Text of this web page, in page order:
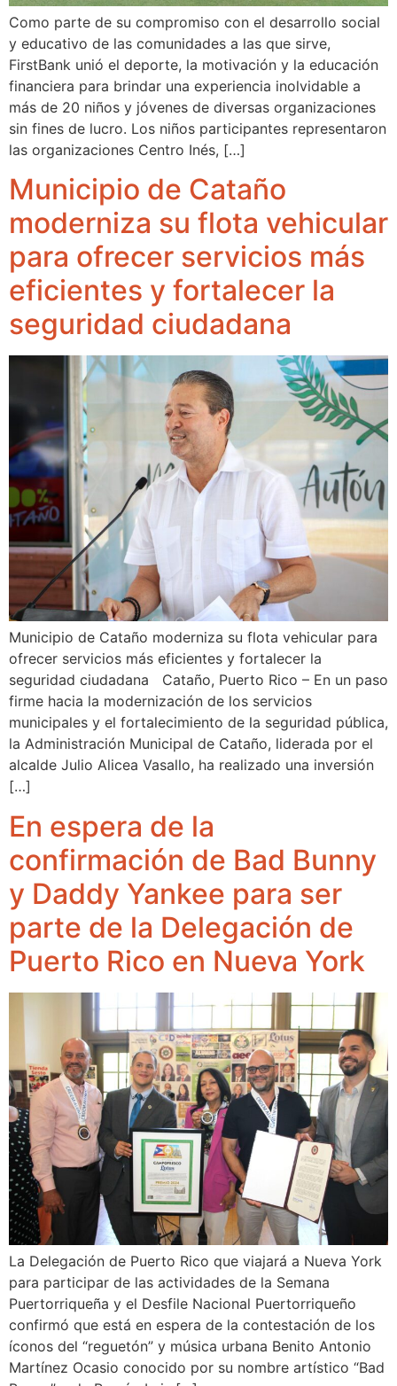
Como parte de su compromiso con el desarrollo social
y educativo de las comunidades a las que sirve,
FirstBank unió el deporte, la motivación y la educación
financiera para brindar una experiencia inolvidable a
más de 20 niños y jóvenes de diversas organizaciones
sin fines de lucro. Los niños participantes representaron
las organizaciones Centro Inés, […]
Municipio de Cataño
moderniza su flota vehicular
para ofrecer servicios más
eficientes y fortalecer la
seguridad ciudadana
Municipio de Cataño moderniza su flota vehicular para
ofrecer servicios más eficientes y fortalecer la
seguridad ciudadana Cataño, Puerto Rico – En un paso
firme hacia la modernización de los servicios
municipales y el fortalecimiento de la seguridad pública,
la Administración Municipal de Cataño, liderada por el
alcalde Julio Alicea Vasallo, ha realizado una inversión
[…]
En espera de la
confirmación de Bad Bunny
y Daddy Yankee para ser
parte de la Delegación de
Puerto Rico en Nueva York
La Delegación de Puerto Rico que viajará a Nueva York
para participar de las actividades de la Semana
Puertorriqueña y el Desfile Nacional Puertorriqueño
confirmó que está en espera de la contestación de los
íconos del “reguetón” y música urbana Benito Antonio
Martínez Ocasio conocido por su nombre artístico “Bad